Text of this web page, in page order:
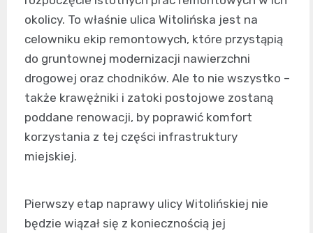
okolicy. To właśnie ulica Witolińska jest na
celowniku ekip remontowych, które przystąpią
do gruntownej modernizacji nawierzchni
drogowej oraz chodników. Ale to nie wszystko –
także krawężniki i zatoki postojowe zostaną
poddane renowacji, by poprawić komfort
korzystania z tej części infrastruktury
miejskiej.
Pierwszy etap naprawy ulicy Witolińskiej nie
będzie wiązał się z koniecznością jej